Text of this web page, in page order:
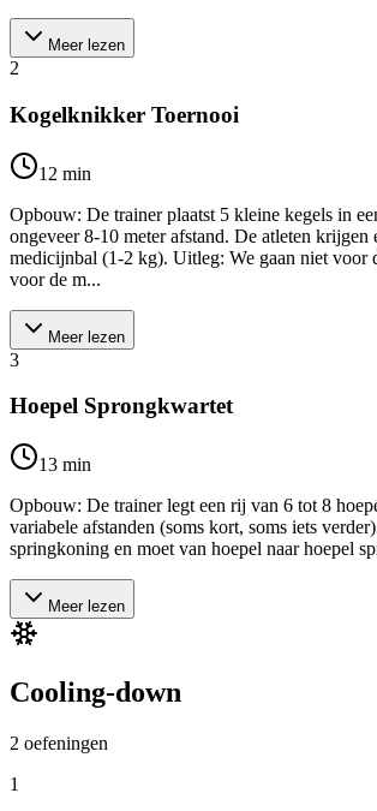
Meer lezen
2
Kogelknikker Toernooi
12 min
Opbouw: De trainer plaatst 5 kleine kegels in
ongeveer 8-10 meter afstand. De atleten krijgen
medicijnbal (1-2 kg). Uitleg: We gaan niet voor
voor de m...
Meer lezen
3
Hoepel Sprongkwartet
13 min
Opbouw: De trainer legt een rij van 6 tot 8
variabele afstanden (soms kort, soms iets
springkoning en moet van hoepel naar hoepel
Meer lezen
Cooling-down
2 oefeningen
1